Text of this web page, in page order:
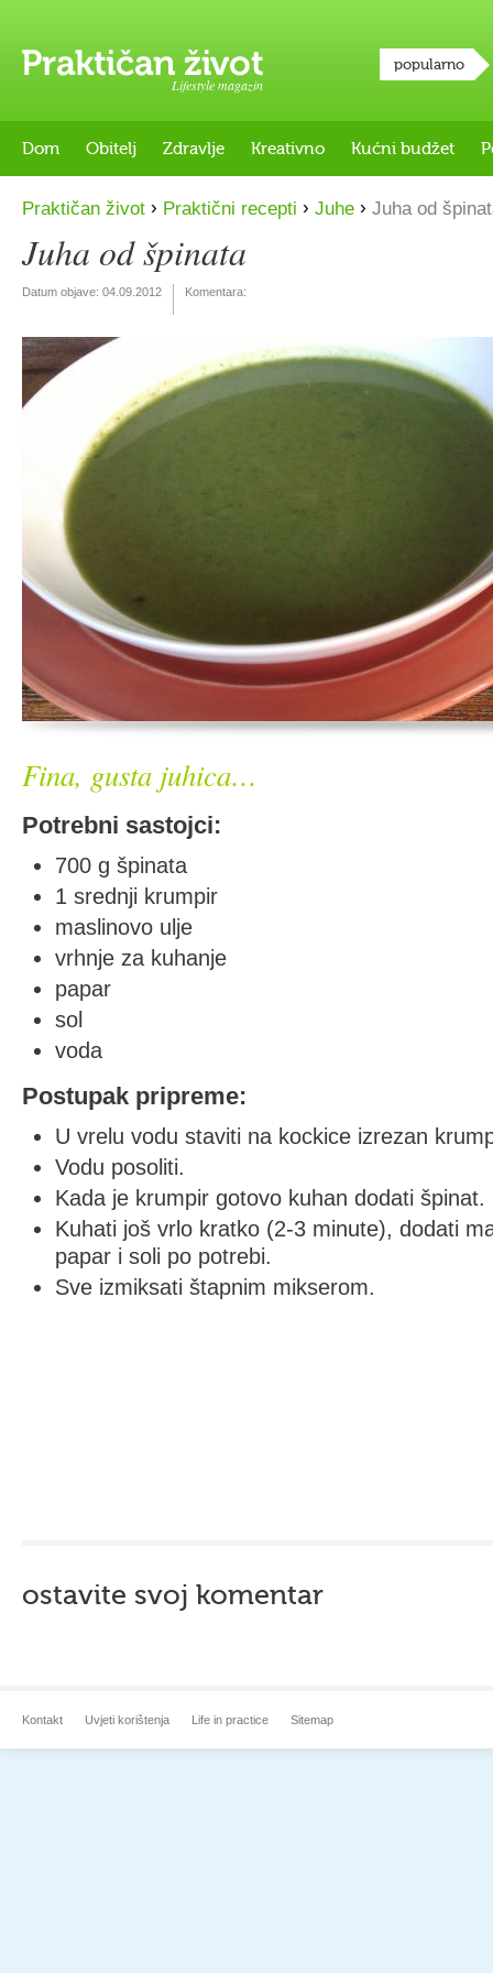
Lifestyle magazin
popularno
Dom Obitelj Zdravlje Kreativno Kućni budžet
Praktičan život › Praktični recepti › Juhe › Juha od
Juha od špinata
Datum objave: 04.09.2012 Komentara:
Fina, gusta juhica…
Potrebni sastojci:
700 g špinata
1 srednji krumpir
maslinovo ulje
vrhnje za kuhanje
papar
sol
voda
Postupak pripreme:
U vrelu vodu staviti na kockice izrezan
Vodu posoliti.
Kada je krumpir gotovo kuhan dodati špinat.
Kuhati još vrlo kratko (2-3 minute), dodati
papar i soli po potrebi.
Sve izmiksati štapnim mikserom.
ostavite svoj komentar
Kontakt Uvjeti korištenja Life in practice Sitemap